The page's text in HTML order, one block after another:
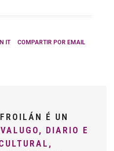
IT COMPARTIR POR EMAIL
É UN
DIARIO E